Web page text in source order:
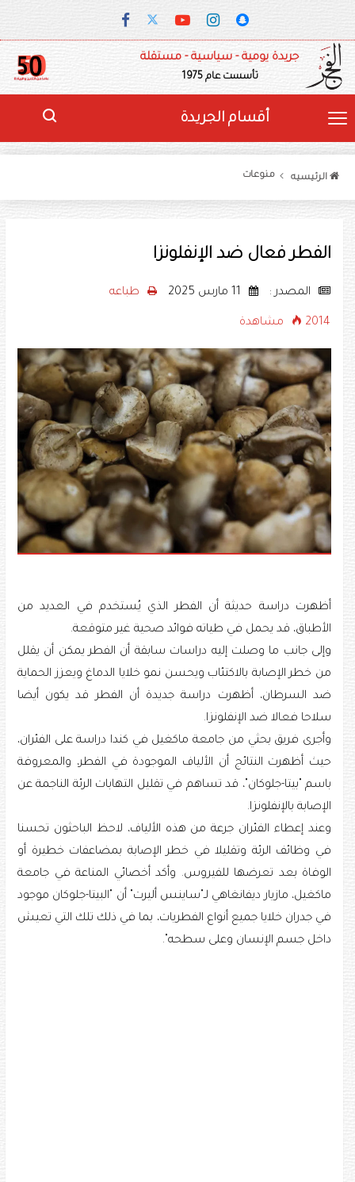
جريدة يومية - سياسية - مستقلة
تأسست عام 1975
أقسام الجريدة
الرئيسيه منوعات
الفطر فعال ضد الإنفلونزا
المصدر : طباعه
2014 مشاهدة
أظهرت دراسة حديثة أن الفطر الذي يُستخدم في العديد من
الأطباق، قد يحمل في طياته فوائد صحية غير متوقعة.
وإلى جانب ما وصلت إليه دراسات سابقة أن الفطر يمكن أن يقلل
من خطر الإصابة بالاكتئاب ويحسن نمو خلايا الدماغ ويعزز الحماية
ضد السرطان، أظهرت دراسة جديدة أن الفطر قد يكون أيضا
سلاحا فعالا ضد الإنفلونزا.
وأجرى فريق بحثي من جامعة ماكغيل في كندا دراسة على الفئران،
حيث أظهرت النتائج أن الألياف الموجودة في الفطر، والمعروفة
باسم "بيتا-جلوكان"، قد تساهم في تقليل التهابات الرئة الناجمة عن
الإصابة بالإنفلونزا.
وعند إعطاء الفئران جرعة من هذه الألياف، لاحظ الباحثون تحسنا
في وظائف الرئة وتقليلا في خطر الإصابة بمضاعفات خطيرة أو
الوفاة بعد تعرضها للفيروس. وأكد أخصائي المناعة في جامعة
ماكغيل، مازيار ديفانغاهي لـ"ساينس أليرت" أن "البيتا-جلوكان موجود
في جدران خلايا جميع أنواع الفطريات، بما في ذلك تلك التي تعيش
داخل جسم الإنسان وعلى سطحه".